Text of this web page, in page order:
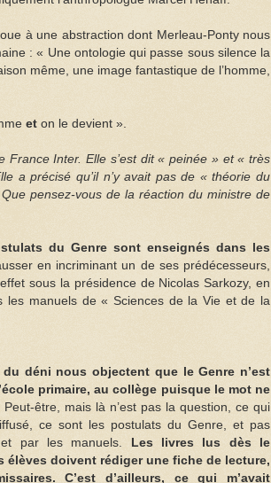
à une abstraction dont Merleau-Ponty nous
: « Une ontologie qui passe sous silence la
même, une image fantastique de l’homme,
et on le devient ».
Inter. Elle s’est dit « peinée » et « très
a précisé qu’il n’y avait pas de « théorie du
pensez-vous de la réaction du ministre de
du Genre sont enseignés dans les
en incriminant un de ses prédécesseurs,
sous la présidence de Nicolas Sarkozy, en
les manuels de « Sciences de la Vie et de la
du déni nous objectent que le Genre n’est
primaire, au collège puisque le mot ne
Peut-être, mais là n’est pas la question, ce qui
ce sont les postulats du Genre, et pas
par les manuels.
Les livres lus dès le
élèves doivent rédiger une fiche de lecture,
C’est d’ailleurs, ce qui m’avait